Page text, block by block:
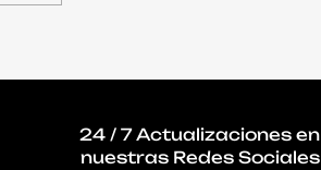
las oficinas y la IA acelera
24 / 7 Actualizaciones en
nuestras Redes Sociales